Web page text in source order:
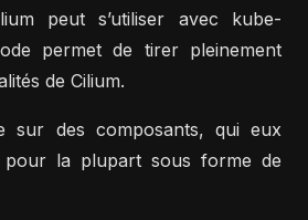
peut s’utiliser avec kube-
permet de tirer pleinement
de Cilium.
sur des composants, qui eux
pour la plupart sous forme de